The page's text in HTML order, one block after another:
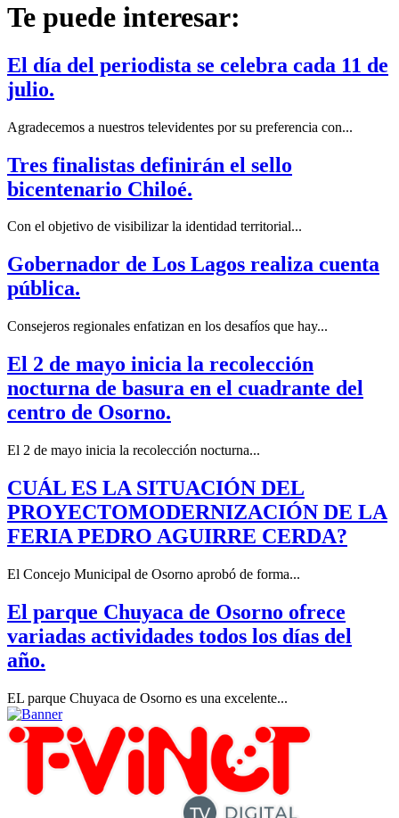
Te puede interesar:
El día del periodista se celebra cada 11 de
julio.
Agradecemos a nuestros televidentes por su preferencia con...
Tres finalistas definirán el sello
bicentenario Chiloé.
Con el objetivo de visibilizar la identidad territorial...
Gobernador de Los Lagos realiza cuenta
pública.
Consejeros regionales enfatizan en los desafíos que hay...
El 2 de mayo inicia la recolección
nocturna de basura en el cuadrante del
centro de Osorno.
El 2 de mayo inicia la recolección nocturna...
CUÁL ES LA SITUACIÓN DEL
PROYECTOMODERNIZACIÓN DE LA
FERIA PEDRO AGUIRRE CERDA?
El Concejo Municipal de Osorno aprobó de forma...
El parque Chuyaca de Osorno ofrece
variadas actividades todos los días del
año.
EL parque Chuyaca de Osorno es una excelente...